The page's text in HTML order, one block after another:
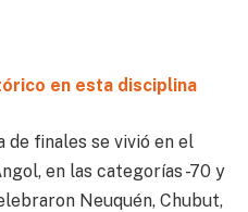
en esta disciplina
de finales se vivió en el
en las categorías -70 y
Neuquén, Chubut,